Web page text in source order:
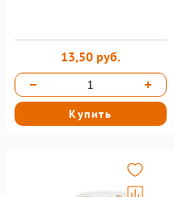
13,50 руб.
Купить